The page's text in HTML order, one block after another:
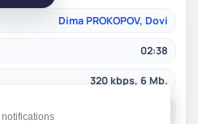
Dima PROKOPOV, Dovi
02:38
320 kbps, 6 Mb.